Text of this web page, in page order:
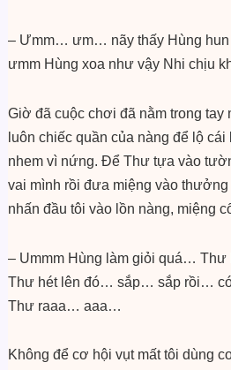
– Ưmm… ưm… nãy thấy Hùng
ưmm Hùng xoa như vậy Nhi chịu
Giờ đã cuộc chơi đã nằm trong tay
luôn chiếc quần của nàng để lộ
nhem vì nứng. Để Thư tựa vào
vai mình rồi đưa miệng vào thưởng
nhấn đầu tôi vào lồn nàng, miệng
– Ummm Hùng làm giỏi quá… Thư
Thư hét lên đó… sắp… sắp rồi…
Thư raaa… aaa…
Không để cơ hội vụt mất tôi dùng